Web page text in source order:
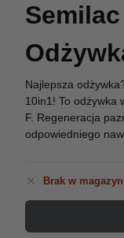
Najlepsza
10in1! To odżywka
F. Regeneracja
odpowiedniego
Brak w